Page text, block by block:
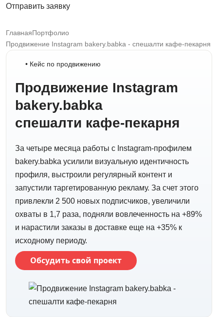
Отправить заявку
ГлавнаяПортфолио
Продвижение Instagram bakery.babka - спешалти кафе-пекарня
• Кейс по продвижению
Продвижение Instagram
bakery.babka
спешалти кафе-пекарня
За четыре месяца работы с Instagram-профилем
bakery.babka усилили визуальную идентичность
профиля, выстроили регулярный контент и
запустили таргетированную рекламу. За счет этого
привлекли 2 500 новых подписчиков, увеличили
охваты в 1,7 раза, подняли вовлеченность на +89%
и нарастили заказы в доставке еще на +35% к
исходному периоду.
Обсудить свой проект